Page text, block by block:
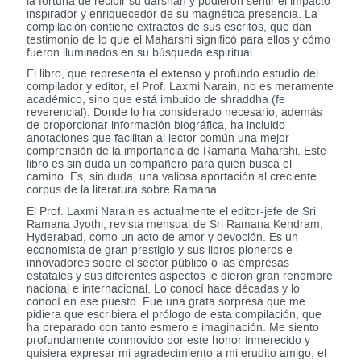
inspirador y enriquecedor de su magnética presencia. La
compilación contiene extractos de sus escritos, que dan
testimonio de lo que el Maharshi significó para ellos y cómo
fueron iluminados en su búsqueda espiritual.
El libro, que representa el extenso y profundo estudio del
compilador y editor, el Prof. Laxmi Narain, no es meramente
académico, sino que está imbuido de shraddha (fe
reverencial). Donde lo ha considerado necesario, además
de proporcionar información biográfica, ha incluido
anotaciones que facilitan al lector común una mejor
comprensión de la importancia de Ramana Maharshi. Este
libro es sin duda un compañero para quien busca el
camino. Es, sin duda, una valiosa aportación al creciente
corpus de la literatura sobre Ramana.
El Prof. Laxmi Narain es actualmente el editor-jefe de Sri
Ramana Jyothi , revista mensual de Sri Ramana Kendram,
Hyderabad, como un acto de amor y devoción. Es un
economista de gran prestigio y sus libros pioneros e
innovadores sobre el sector público o las empresas
estatales y sus diferentes aspectos le dieron gran renombre
nacional e internacional. Lo conocí hace décadas y lo
conocí en ese puesto. Fue una grata sorpresa que me
pidiera que escribiera el prólogo de esta compilación, que
ha preparado con tanto esmero e imaginación. Me siento
profundamente conmovido por este honor inmerecido y
quisiera expresar mi agradecimiento a mi erudito amigo, el